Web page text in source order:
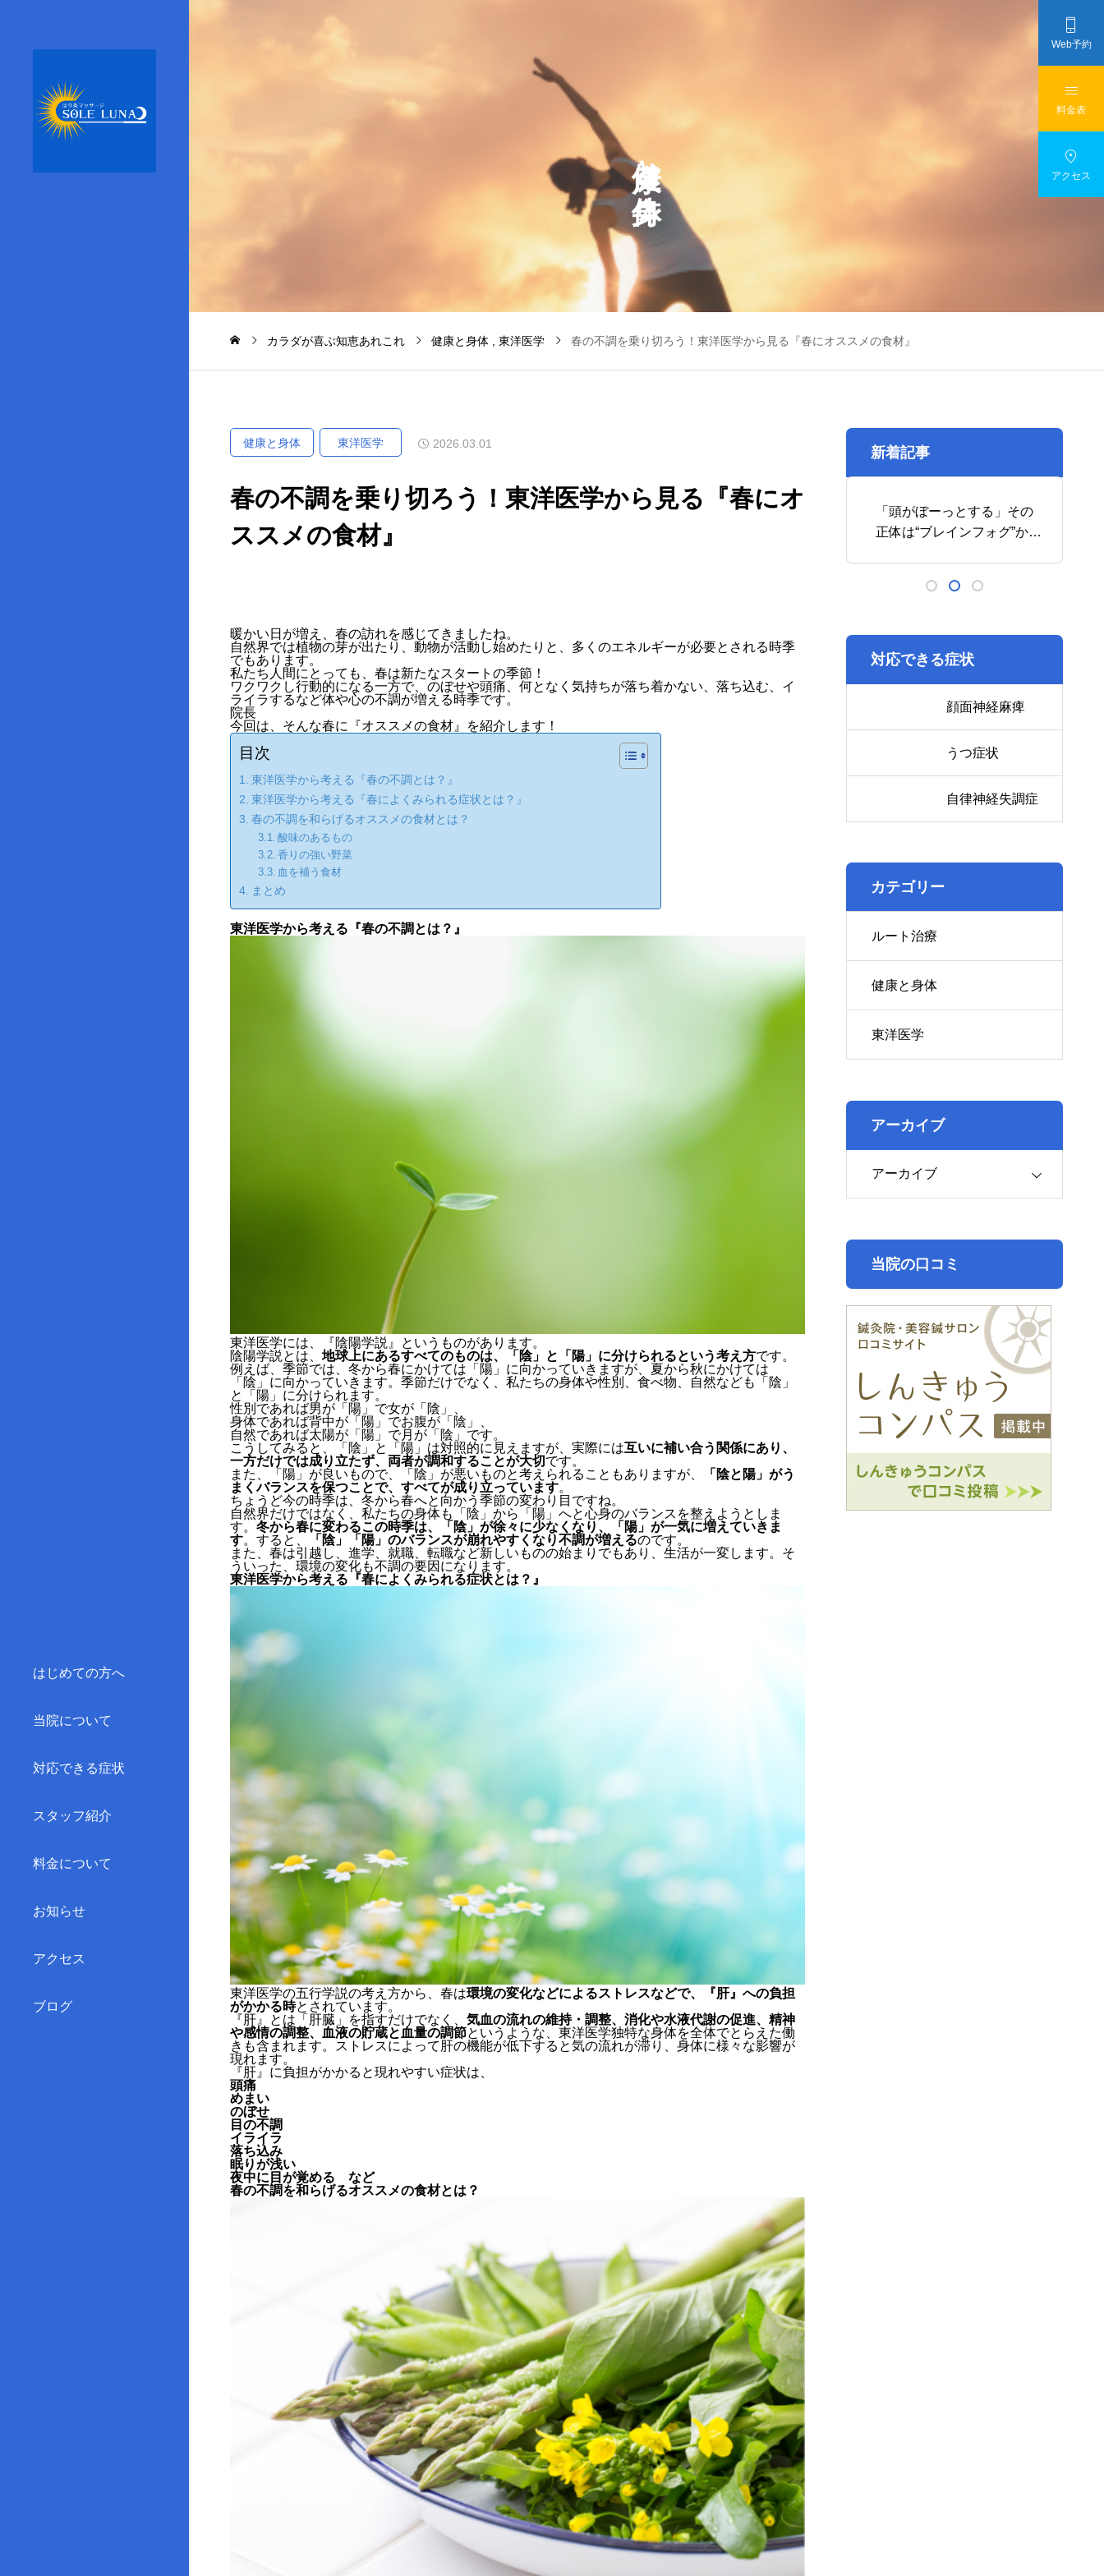
はじめての方へ
当院について
対応できる症状
スタッフ紹介
料金について
お知らせ
アクセス
ブログ

Web予約

料金表

アクセス
と
カラダが喜ぶ知恵あれこれ 健康と身体 東洋医学 春の不調を乗り切ろう！東洋医学から見る『春にオススメの食材』
健康と身体 東洋医学 2026.03.01
春の不調を乗り切ろう！東洋医学から見る『春にオ
ススメの食材』
暖かい日が増え、春の訪れを感じてきましたね。
自然界では植物の芽が出たり、動物が活動し始めたりと、多くのエネルギーが必要とされる時季
でもあります。
私たち人間にとっても、春は新たなスタートの季節！
ワクワクし行動的になる一方で、のぼせや頭痛、何となく気持ちが落ち着かない、落ち込む、イ
ライラするなど体や心の不調が増える時季です。
院長
今回は、そんな春に『オススメの食材』を紹介します！
目次
東洋医学から考える『春の不調とは？』
東洋医学から考える『春によくみられる症状とは？』
春の不調を和らげるオススメの食材とは？
酸味のあるもの
香りの強い野菜
血を補う食材
まとめ
東洋医学から考える『春の不調とは？』
東洋医学には、『陰陽学説』というものがあります。
陰陽学説とは、 地球上にあるすべてのものは、「陰」と「陽」に分けられるという考え方です。
例えば、季節では、冬から春にかけては「陽」に向かっていきますが、夏から秋にかけては
「陰」に向かっていきます。季節だけでなく、私たちの身体や性別、食べ物、自然なども「陰」
と「陽」に分けられます。
性別であれば男が「陽」で女が「陰」、
身体であれば背中が「陽」でお腹が「陰」、
自然であれば太陽が「陽」で月が「陰」です。
こうしてみると、「陰」と「陽」は対照的に見えますが、実際には互いに補い合う関係にあり、
一方だけでは成り立たず、両者が調和することが大切です。
また、「陽」が良いもので、「陰」が悪いものと考えられることもありますが、
「陰と陽」がう
まくバランスを保つことで、すべてが成り立っています。
ちょうど今の時季は、冬から春へと向かう季節の変わり目ですね。
自然界だけではなく、私たちの身体も「陰」から「陽」へと心身のバランスを整えようとしま
す。 冬から春に変わるこの時季は、「陰」が徐々に少なくなり、「陽」が一気に増えていきま
す。すると、 「陰」「陽」のバランスが崩れやすくなり不調が増えるのです。
また、春は引越し、進学、就職、転職など新しいものの始まりでもあり、生活が一変します。そ
ういった、環境の変化も不調の要因になります。
東洋医学から考える『春によくみられる症状とは？』
東洋医学の五行学説の考え方から、春は環境の変化などによるストレスなどで、『肝』への負担
がかかる時とされています。
『肝』とは「肝臓」を指すだけでなく、 気血の流れの維持・調整、消化や水液代謝の促進、精神
や感情の調整、血液の貯蔵と血量の調節というような、東洋医学独特な身体を全体でとらえた働
きも含まれます。ストレスによって肝の機能が低下すると気の流れが滞り、身体に様々な影響が
現れます。
『肝』に負担がかかると現れやすい症状は、
頭痛
めまい
のぼせ
目の不調
イライラ
落ち込み
眠りが浅い
夜中に目が覚める など
春の不調を和らげるオススメの食材とは？
新着記事
パニック障害が治らないの
「頭がぼーっとする」その
正体は“ブレインフォグ”か
対応できる症状
顔面神経麻痺
うつ症状
自律神経失調症
カテゴリー
ルート治療
健康と身体
東洋医学
アーカイブ
当院の口コミ